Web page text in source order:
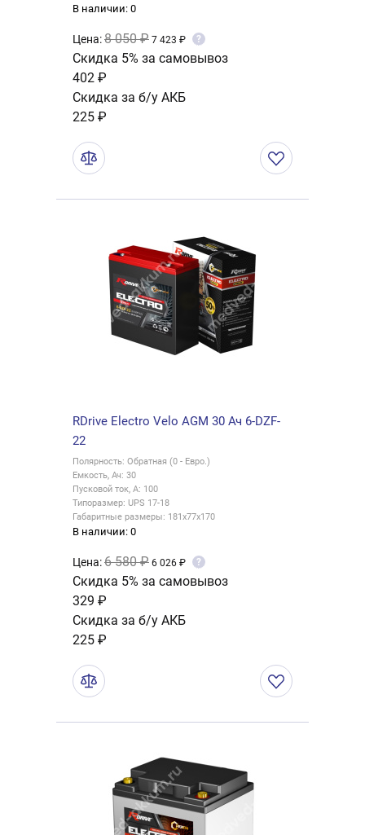
В наличии: 0
Цена:8 050 ₽ 7 423 ₽ ?
Скидка 5% за самовывоз
402 ₽
Скидка за б/у АКБ
225 ₽
RDrive Electro Velo AGM 30 Ач 6-DZF-
22
Полярность: Обратная (0 - Евро.)
Емкость, Ач: 30
Пусковой ток, А: 100
Типоразмер: UPS 17-18
Габаритные размеры: 181x77x170
В наличии: 0
Цена:6 580 ₽ 6 026 ₽ ?
Скидка 5% за самовывоз
329 ₽
Скидка за б/у АКБ
225 ₽